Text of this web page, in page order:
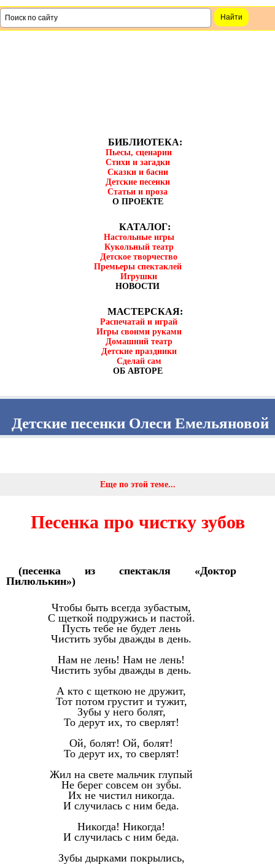
БИБЛИОТЕКА:
Пьесы, сценарии
Стихи и загадки
Сказки и басни
Детские песенки
Статьи и проза
О ПРОЕКТЕ
КАТАЛОГ:
Настольные игры
Кукольный театр
Детское творчество
Премьеры спектаклей
Игрушки
НОВОСТИ
МАСТЕРСКАЯ:
Распечатай и играй
Игры своими руками
Домашний театр
Детские праздники
Сделай сам
ОБ АВТОРЕ
Детские песенки Олеси Емельяновой
Еще по этой теме...
Песенка про чистку зубов
(песенка из спектакля «Доктор
Пилюлькин»)
Чтобы быть всегда зубастым,
С щеткой подружись и пастой.
Пусть тебе не будет лень
Чистить зубы дважды в день.
Нам не лень! Нам не лень!
Чистить зубы дважды в день.
А кто с щеткою не дружит,
Тот потом грустит и тужит,
Зубы у него болят,
То дерут их, то сверлят!
Ой, болят! Ой, болят!
То дерут их, то сверлят!
Жил на свете мальчик глупый
Не берег совсем он зубы.
Их не чистил никогда.
И случилась с ним беда.
Никогда! Никогда!
И случилась с ним беда.
Зубы дырками покрылись,